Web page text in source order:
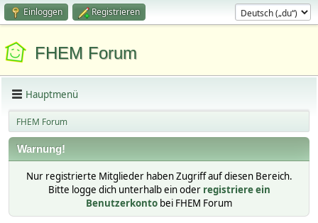
Einloggen Registrieren
FHEM Forum
Hauptmenü
FHEM Forum
Warnung!
Nur registrierte Mitglieder haben Zugriff auf diesen Bereich.
Bitte logge dich unterhalb ein oder registriere ein
Benutzerkonto bei FHEM Forum